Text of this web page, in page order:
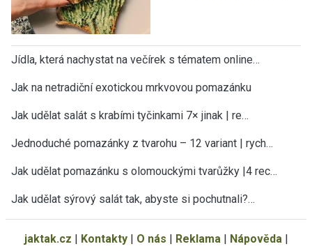
Jídla, která nachystat na večírek s tématem online…
Jak na netradiční exotickou mrkvovou pomazánku
Jak udělat salát s krabími tyčinkami 7× jinak | re…
Jednoduché pomazánky z tvarohu – 12 variant | rych…
Jak udělat pomazánku s olomouckými tvarůžky |4 rec…
Jak udělat sýrový salát tak, abyste si pochutnali?…
jaktak.cz | Kontakty| O nás | Reklama | Nápověda |